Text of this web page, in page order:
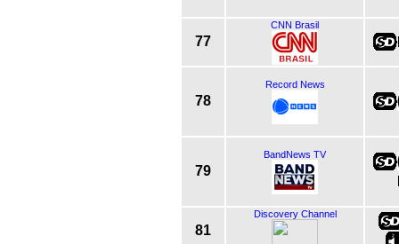
77
CNN Brasil
78
Record News
79
BandNews TV
81
Discovery Channel